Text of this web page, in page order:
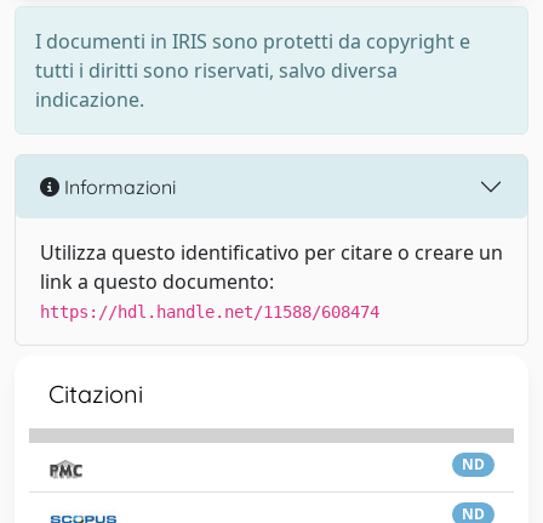
I documenti in IRIS sono protetti da copyright e
tutti i diritti sono riservati, salvo diversa
indicazione.
Informazioni
Utilizza questo identificativo per citare o creare un
link a questo documento:
https://hdl.handle.net/11588/608474
Citazioni
ND
ND